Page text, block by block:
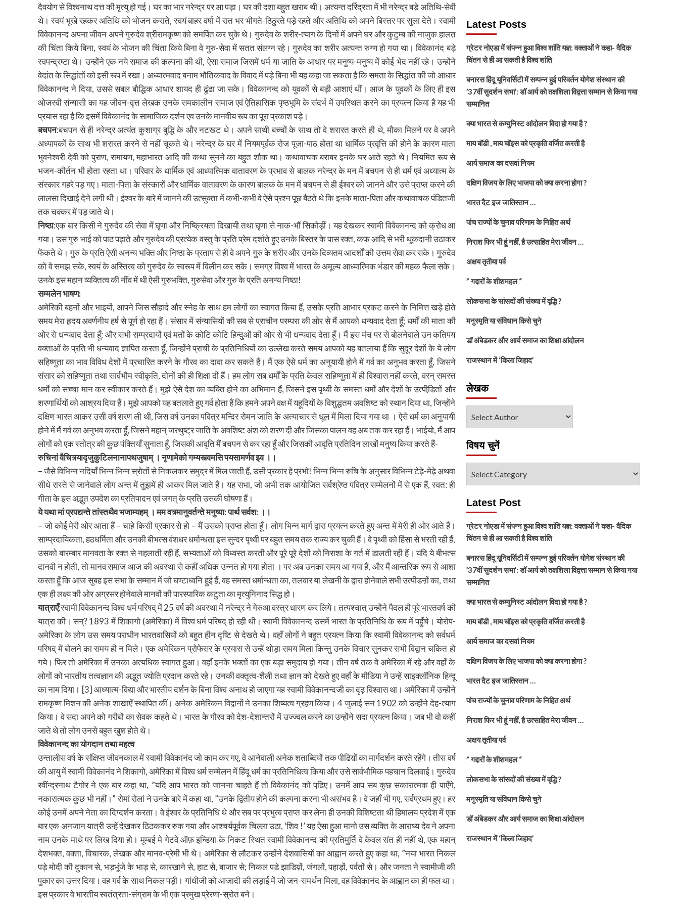
दैवयोग से विश्वनाथ दत्त की मृत्यु हो गई। घर का भार नरेन्द्र पर आ पड़ा। घर की दशा बहुत खराब थी। अत्यन्त दर्रिद्रता में भी नरेन्द्र बड़े अतिथि-सेवी
थे। स्वयं भूखे रहकर अतिथि को भोजन कराते, स्वयं बाहर वर्षा में रात भर भीगते-ठिठुरते पड़े रहते और अतिथि को अपने बिस्तर पर सुला देते। स्वामी
विवेकानन्द अपना जीवन अपने गुरुदेव श्रीरामकृष्ण को समर्पित कर चुके थे। गुरुदेव के शरीर-त्याग के दिनों में अपने घर और कुटुम्ब की नाजुक हालत
की चिंता किये बिना, स्वयं के भोजन की चिंता किये बिना वे गुरु-सेवा में सतत संलग्न रहे। गुरुदेव का शरीर अत्यन्त रुग्ण हो गया था। विवेकानंद बड़े
स्वपन्द्रष्टा थे। उन्होंने एक नये समाज की कल्पना की थी, ऐसा समाज जिसमें धर्म या जाति के आधार पर मनुष्य-मनुष्य में कोई भेद नहीं रहे। उन्होंने
वेदांत के सिद्धांतों को इसी रूप में रखा। अध्यात्मवाद बनाम भौतिकवाद के विवाद में पड़े बिना भी यह कहा जा सकता है कि समता के सिद्धांत की जो आधार
विवेकानन्द ने दिया, उससे सबल बौद्धिक आधार शायद ही ढूंढा जा सके। विवेकानन्द को युवकों से बड़ी आशाएं थीं। आज के युवकों के लिए ही इस
ओजस्वी संन्यासी का यह जीवन-वृत्त लेखक उनके समकालीन समाज एवं ऐतिहासिक पृष्ठभूमि के संदर्भ में उपस्थित करने का प्रयत्न किया है यह भी
प्रयास रहा है कि इसमें विवेकानंद के सामाजिक दर्शन एव उनके मानवीय रूप का पूरा प्रकाश पड़े।
बचपन:बचपन से ही नरेन्द्र अत्यंत कुशाग्र बुद्धि के और नटखट थे। अपने साथी बच्चों के साथ तो वे शरारत करते ही थे, मौका मिलने पर वे अपने
अध्यापकों के साथ भी शरारत करने से नहीं चूकते थे। नरेन्द्र के घर में नियमपूर्वक रोज पूजा-पाठ होता था धार्मिक प्रवृत्ति की होने के कारण माता
भुवनेश्वरी देवी को पुराण, रामायण, महाभारत आदि की कथा सुनने का बहुत शौक था। कथावाचक बराबर इनके घर आते रहते थे। नियमित रूप से
भजन-कीर्तन भी होता रहता था। परिवार के धार्मिक एवं आध्यात्मिक वातावरण के प्रभाव से बालक नरेन्द्र के मन में बचपन से ही धर्म एवं अध्यात्म के
संस्कार गहरे पड़ गए। माता-पिता के संस्कारों और धार्मिक वातावरण के कारण बालक के मन में बचपन से ही ईश्वर को जानने और उसे प्राप्त करने की
लालसा दिखाई देने लगी थी। ईश्वर के बारे में जानने की उत्सुक्ता में कभी-कभी वे ऐसे प्रश्न पूछ बैठते थे कि इनके माता-पिता और कथावाचक पंडितजी
तक चक्कर में पड़ जाते थे।
निष्ठा:एक बार किसी ने गुरुदेव की सेवा में घृणा और निष्क्रियता दिखायी तथा घृणा से नाक-भौं सिकोड़ीं। यह देखकर स्वामी विवेकानन्द को क्रोध आ
गया। उस गुरु भाई को पाठ पढ़ाते और गुरुदेव की प्रत्येक वस्तु के प्रति प्रेम दर्शाते हुए उनके बिस्तर के पास रक्त, कफ आदि से भरी थूकदानी उठाकर
फेंकते थे। गुरु के प्रति ऐसी अनन्य भक्ति और निष्ठा के प्रताप से ही वे अपने गुरु के शरीर और उनके दिव्यतम आदर्शों की उत्तम सेवा कर सके। गुरुदेव
को वे समझ सके, स्वयं के अस्तित्व को गुरुदेव के स्वरूप में विलीन कर सके। समग्र विश्व में भारत के अमूल्य आध्यात्मिक भंडार की महक फैला सके।
उनके इस महान व्यक्तित्व की नींव में थी ऐसी गुरुभक्ति, गुरुसेवा और गुरु के प्रति अनन्य निष्ठा!
सम्मलेन भाषण:
अमेरिकी बहनों और भाइयों, आपने जिस सौहार्द और स्नेह के साथ हम लोगों का स्वागत किया हैं, उसके प्रति आभार प्रकट करने के निमित्त खड़े होते
समय मेरा हृदय अवर्णनीय हर्ष से पूर्ण हो रहा हैं। संसार में संन्यासियों की सब से प्राचीन परम्परा की ओर से मैं आपको धन्यवाद देता हूँ; धर्मों की माता की
ओर से धन्यवाद देता हूँ; और सभी सम्प्रदायों एवं मतों के कोटि कोटि हिन्दुओं की ओर से भी धन्यवाद देता हूँ। मैं इस मंच पर से बोलनेवाले उन कतिपय
वक्ताओं के प्रति भी धन्यवाद ज्ञापित करता हूँ, जिन्होंने प्राची के प्रतिनिधियों का उल्लेख करते समय आपको यह बतलाया हैं कि सुदूर देशों के ये लोग
सहिष्णुता का भाव विविध देशों में प्रचारित करने के गौरव का दावा कर सकते हैं। मैं एक ऐसे धर्म का अनुयायी होने में गर्व का अनुभव करता हूँ, जिसने
संसार को सहिष्णुता तथा सार्वभौम स्वीकृति, दोनों की ही शिक्षा दी हैं। हम लोग सब धर्मों के प्रति केवल सहिष्णुता में ही विश्वास नहीं करते, वरन् समस्त
धर्मों को सच्चा मान कर स्वीकार करते हैं। मुझे ऐसे देश का व्यक्ति होने का अभिमान हैं, जिसने इस पृथ्वी के समस्त धर्मों और देशों के उत्पीडि़तों और
शरणार्थियों को आश्रय दिया हैं। मुझे आपको यह बतलाते हुए गर्व होता हैं कि हमने अपने वक्ष में यहूदियों के विशुद्धतम अवशिष्ट को स्थान दिया था, जिन्होंने
दक्षिण भारत आकर उसी वर्ष शरण ली थी, जिस वर्ष उनका पवित्र मन्दिर रोमन जाति के अत्याचार से धूल में मिला दिया गया था । ऐसे धर्म का अनुयायी
होने में मैं गर्व का अनुभव करता हूँ, जिसने महान् जरथुष्ट्र जाति के अवशिष्ट अंश को शरण दी और जिसका पालन वह अब तक कर रहा हैं। भाईयो, मैं आप
लोगों को एक स्तोत्र की कुछ पंक्तियाँ सुनाता हूँ, जिसकी आवृति मैं बचपन से कर रहा हूँ और जिसकी आवृति प्रतिदिन लाखों मनुष्य किया करते हैं-
रुचिनां वैचित्र्यादृजुकुटिलनानापथजुषाम् । नृणामेको गम्यस्त्वमसि पयसामर्णव इव ।।
– जैसे विभिन्न नदियाँ भिन्न भिन्न स्रोतों से निकलकर समुद्र में मिल जाती हैं, उसी प्रकार हे प्रभो! भिन्न भिन्न रुचि के अनुसार विभिन्न टेढ़े-मेढ़े अथवा
सीधे रास्ते से जानेवाले लोग अन्त में तुझमें ही आकर मिल जाते हैं। यह सभा, जो अभी तक आयोजित सर्वश्रेष्ठ पवित्र सम्मेलनों में से एक हैं, स्वत: ही
गीता के इस अद्भुत उपदेश का प्रतिपादन एवं जगत् के प्रति उसकी घोषणा हैं।
ये यथा मां प्रपद्यन्ते तांस्तथैव भजाम्यहम् । मम वत्र्मानुवर्तन्ते मनुष्या: पार्थ सर्वश: ।।
– जो कोई मेरी ओर आता हैं – चाहे किसी प्रकार से हो – मैं उसको प्राप्त होता हूँ। लोग भिन्न मार्ग द्वारा प्रयत्न करते हुए अन्त में मेरी ही ओर आते हैं।
साम्प्रदायिकता, हठधर्मिता और उनकी बीभत्स वंशधर धर्मान्धता इस सुन्दर पृथ्वी पर बहुत समय तक राज्य कर चुकी हैं। वे पृथ्वी को हिंसा से भरती रही हैं,
उसको बारम्बार मानवता के रक्त से नहलाती रही हैं, सभ्यताओं को विध्वस्त करती और पूरे पूरे देशों को निराशा के गर्त में डालती रही हैं। यदि ये बीभत्स
दानवी न होती, तो मानव समाज आज की अवस्था से कहीं अधिक उन्नत हो गया होता । पर अब उनका समय आ गया हैं, और मैं आन्तरिक रूप से आशा
करता हूँ कि आज सुबह इस सभा के सम्मान में जो घण्टाध्वनि हुई हैं, वह समस्त धर्मान्धता का, तलवार या लेखनी के द्वारा होनेवाले सभी उत्पीडऩों का, तथा
एक ही लक्ष्य की ओर अग्रसर होनेवाले मानवों की पारस्पारिक कटुता का मृत्युनिनाद सिद्ध हो।
यात्राएँ:स्वामी विवेकानन्द विश्व धर्म परिषद् में 25 वर्ष की अवस्था में नरेन्द्र ने गेरुआ वस्त्र धारण कर लिये। तत्पश्चात् उन्होंने पैदल ही पूरे भारतवर्ष की
यात्रा की। सन्? 1893 में शिकागो (अमेरिका) में विश्व धर्म परिषद् हो रही थी। स्वामी विवेकानन्द उसमें भारत के प्रतिनिधि के रूप में पहुँचे। योरोप-
अमेरिका के लोग उस समय पराधीन भारतवासियों को बहुत हीन दृष्टि से देखते थे। वहाँ लोगों ने बहुत प्रयत्न किया कि स्वामी विवेकानन्द को सर्वधर्म
परिषद् में बोलने का समय ही न मिले। एक अमेरिकन प्रोफेसर के प्रयास से उन्हें थोड़ा समय मिला किन्तु उनके विचार सुनकर सभी विद्वान चकित हो
गये। फिर तो अमेरिका में उनका अत्यधिक स्वागत हुआ। वहाँ इनके भक्तों का एक बड़ा समुदाय हो गया। तीन वर्ष तक वे अमेरिका में रहे और वहाँ के
लोगों को भारतीय तत्वज्ञान की अद्भुत ज्योति प्रदान करते रहे। उनकी वक्तृत्व-शैली तथा ज्ञान को देखते हुए वहाँ के मीडिया ने उन्हें साइक्लॉनिक हिन्दू
का नाम दिया। [3] आध्यात्म-विद्या और भारतीय दर्शन के बिना विश्व अनाथ हो जाएगा यह स्वामी विवेकानन्दजी का दृढ़ विश्वास था। अमेरिका में उन्होंने
रामकृष्ण मिशन की अनेक शाखाएँ स्थापित कीं। अनेक अमेरिकन विद्वानों ने उनका शिष्यत्व ग्रहण किया। 4 जुलाई सन 1902 को उन्होंने देह-त्याग
किया। वे सदा अपने को गरीबों का सेवक कहते थे। भारत के गौरव को देश-देशान्तरों में उज्ज्वल करने का उन्होंने सदा प्रयत्न किया। जब भी वो कहीं
जाते थे तो लोग उनसे बहुत खुश होते थे।
विवेकानन्द का योगदान तथा महत्व
उन्तालीस वर्ष के संक्षिप्त जीवनकाल में स्वामी विवेकानंद जो काम कर गए, वे आनेवाली अनेक शताब्दियों तक पीढिय़ों का मार्गदर्शन करते रहेंगे। तीस वर्ष
की आयु में स्वामी विवेकानंद ने शिकागो, अमेरिका में विश्व धर्म सम्मेलन में हिंदू धर्म का प्रतिनिधित्व किया और उसे सार्वभौमिक पहचान दिलवाई। गुरुदेव
रवींन्द्रनाथ टैगोर ने एक बार कहा था, ”यदि आप भारत को जानना चाहते हैं तो विवेकानंद को पढि़ए। उनमें आप सब कुछ सकारात्मक ही पाएँगे,
नकारात्मक कुछ भी नहीं।” रोमां रोलां ने उनके बारे में कहा था, ”उनके द्वितीय होने की कल्पना करना भी असंभव है। वे जहाँ भी गए, सर्वप्रथम हुए। हर
कोई उनमें अपने नेता का दिग्दर्शन करता। वे ईश्वर के प्रतिनिधि थे और सब पर प्रभुत्व प्राप्त कर लेना ही उनकी विशिष्टता थी हिमालय प्रदेश में एक
बार एक अनजान यात्री उन्हें देखकर ठिठककर रुक गया और आश्चर्यपूर्वक चिल्ला उठा, ‘शिव !’ यह ऐसा हुआ मानो उस व्यक्ति के आराध्य देव ने अपना
नाम उनके माथे पर लिख दिया हो। मूम्बई मे गेटवे ऑफ़ इन्डिया के निकट स्थित स्वामी विवेकानन्द की प्रतिमुर्ति वे केवल संत ही नहीं थे, एक महान्
देशभक्त, वक्ता, विचारक, लेखक और मानव-प्रेमी भी थे। अमेरिका से लौटकर उन्होंने देशवासियों का आह्वान करते हुए कहा था, ”नया भारत निकल
पड़े मोदी की दुकान से, भड़भूंजे के भाड़ से, कारखाने से, हाट से, बाजार से; निकल पडे झाडिय़ों, जंगलों, पहाड़ों, पर्वतों से। और जनता ने स्वामीजी की
पुकार का उत्तर दिया। वह गर्व के साथ निकल पड़ी। गांधीजी को आजादी की लड़ाई में जो जन-समर्थन मिला, वह विवेकानंद के आह्वान का ही फल था।
इस प्रकार वे भारतीय स्वतंत्रता-संग्राम के भी एक प्रमुख प्रेरणा-स्रोत बने।
Latest Posts
ग्रेटर नोएडा में संपन्न हुआ विश्व शांति यज्ञ: वक्ताओं ने कहा- वैदिक
चिंतन से ही आ सकती है विश्व शांति
बनारस हिंदू यूनिवर्सिटी में सम्पन्न हुई परिवर्तन योगेश संस्थान की
’37वीं सुदर्शन सभा’: डॉ आर्य को तक्षशिला विद्वत्ता सम्मान से किया गया
सम्मानित
क्या भारत से कम्युनिस्ट आंदोलन विदा हो गया है ?
माय बॉडी , माय चॉइस को प्रकृति वर्जित करती है
आर्य समाज का दसवां नियम
दक्षिण विजय के लिए भाजपा को क्या करना होगा ?
भारत दैट इज जातिस्तान …
पांच राज्यों के चुनाव परिणाम के निहित अर्थ
निराश फिर भी हूं नहीं, है उत्साहित मेरा जीवन …
अक्षय तृतीया पर्व
” गद्दारों के शीशमहल “
लोकसभा के सांसदों की संख्या में वृद्धि ?
मनुस्मृति या संविधान किसे चुने
डॉ अंबेडकर और आर्य समाज का शिक्षा आंदोलन
राजस्थान में ‘किला जिहाद’
लेखक
विषय चुनें
Latest Post
ग्रेटर नोएडा में संपन्न हुआ विश्व शांति यज्ञ: वक्ताओं ने कहा- वैदिक
चिंतन से ही आ सकती है विश्व शांति
बनारस हिंदू यूनिवर्सिटी में सम्पन्न हुई परिवर्तन योगेश संस्थान की
’37वीं सुदर्शन सभा’: डॉ आर्य को तक्षशिला विद्वत्ता सम्मान से किया गया
सम्मानित
क्या भारत से कम्युनिस्ट आंदोलन विदा हो गया है ?
माय बॉडी , माय चॉइस को प्रकृति वर्जित करती है
आर्य समाज का दसवां नियम
दक्षिण विजय के लिए भाजपा को क्या करना होगा ?
भारत दैट इज जातिस्तान …
पांच राज्यों के चुनाव परिणाम के निहित अर्थ
निराश फिर भी हूं नहीं, है उत्साहित मेरा जीवन …
अक्षय तृतीया पर्व
” गद्दारों के शीशमहल “
लोकसभा के सांसदों की संख्या में वृद्धि ?
मनुस्मृति या संविधान किसे चुने
डॉ अंबेडकर और आर्य समाज का शिक्षा आंदोलन
राजस्थान में ‘किला जिहाद’